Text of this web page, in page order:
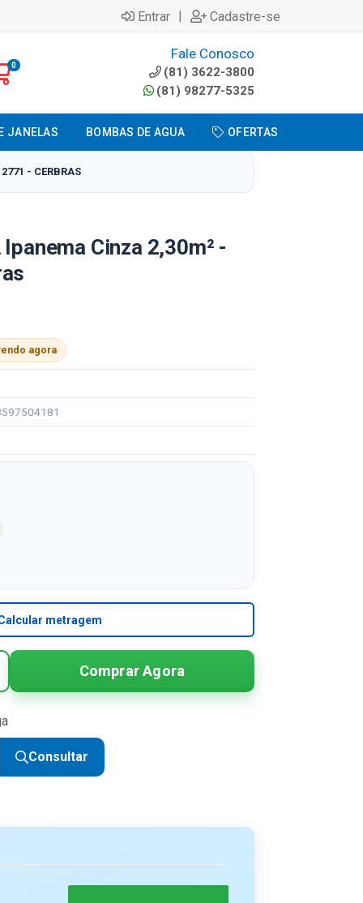
Entrar | Cadastre-se
0
Fale Conosco
(81) 3622-3800
(81) 98277-5325
JANELAS BOMBAS DE AGUA OFERTAS
- CERBRAS
Cinza 2,30m² -
agora
metragem
Comprar Agora
Consultar